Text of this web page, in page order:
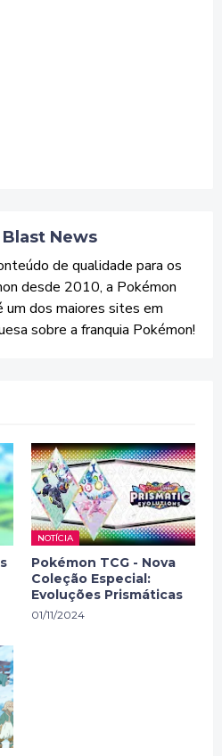
News
de qualidade para os
desde 2010, a Pokémon
dos maiores sites em
sobre a franquia Pokémon!
NOTÍCIA
Pokémon TCG - Nova
Coleção Especial:
Evoluções Prismáticas
01/11/2024